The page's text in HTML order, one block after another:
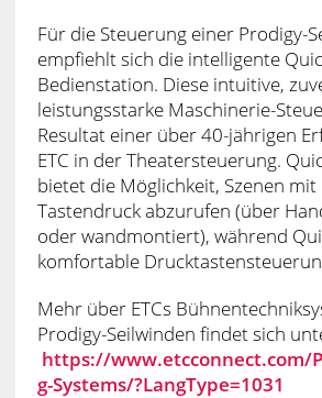
Für die Steuerung einer Prodigy-
empfiehlt sich die intelligente
Bedienstation. Diese intuitive,
leistungsstarke Maschinerie-
Resultat einer über 40-jährigen
ETC in der Theatersteuerung.
bietet die Möglichkeit, Szenen
Tastendruck abzurufen (über
oder wandmontiert), während
komfortable
Mehr über ETCs
Prodigy-Seilwinden findet sich
https://www.etcconnect.com/
g-Systems/?LangType=1031